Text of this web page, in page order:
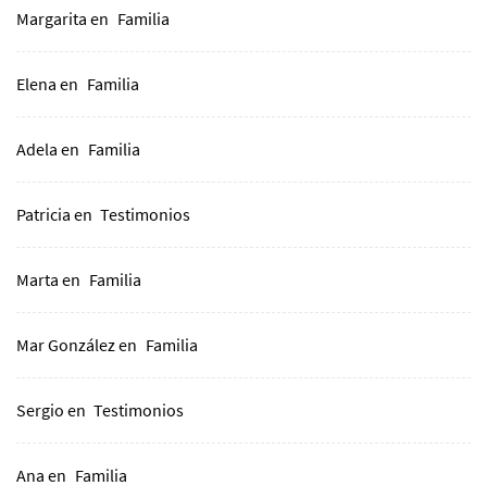
Margarita en Familia
Elena en Familia
Adela en Familia
Patricia en Testimonios
Marta en Familia
Mar Gonzálezen Familia
Sergio en Testimonios
Ana en Familia